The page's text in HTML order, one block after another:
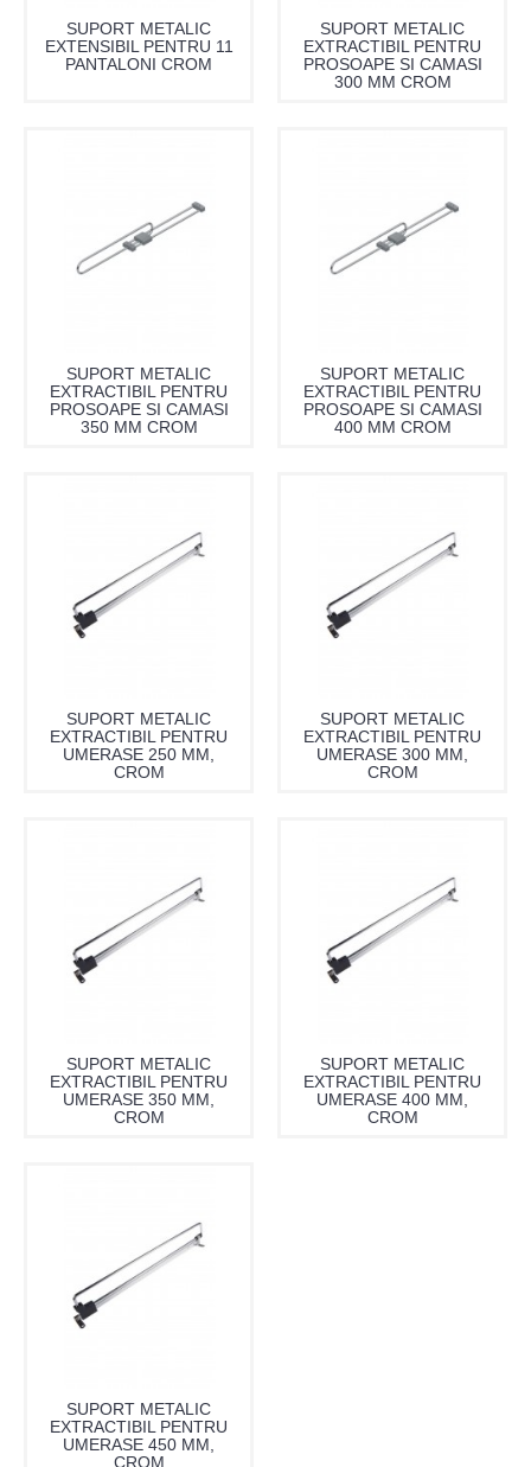
SUPORT METALIC
EXTENSIBIL PENTRU 11
PANTALONI CROM
SUPORT METALIC
EXTRACTIBIL PENTRU
PROSOAPE SI CAMASI
300 MM CROM
SUPORT METALIC
EXTRACTIBIL PENTRU
PROSOAPE SI CAMASI
350 MM CROM
SUPORT METALIC
EXTRACTIBIL PENTRU
PROSOAPE SI CAMASI
400 MM CROM
SUPORT METALIC
EXTRACTIBIL PENTRU
UMERASE 250 MM,
CROM
SUPORT METALIC
EXTRACTIBIL PENTRU
UMERASE 300 MM,
CROM
SUPORT METALIC
EXTRACTIBIL PENTRU
UMERASE 350 MM,
CROM
SUPORT METALIC
EXTRACTIBIL PENTRU
UMERASE 400 MM,
CROM
SUPORT METALIC
EXTRACTIBIL PENTRU
UMERASE 450 MM,
CROM